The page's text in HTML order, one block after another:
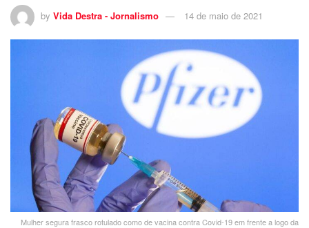
by Vida Destra - Jornalismo 14 de maio de 2021
Mulher segura frasco rotulado como de vacina contra Covid-19 em frente a logo da